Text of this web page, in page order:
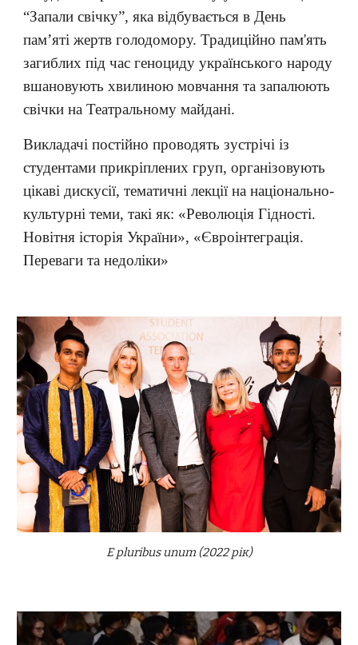
“Запали свічку”, яка відбувається в День
пам’яті жертв голодомору. Традиційно пам'ять
загиблих під час геноциду українського народу
вшановують хвилиною мовчання та запалюють
свічки на Театральному майдані.
Викладачі постійно проводять зустрічі із
студентами прикріплених груп, організовують
цікаві дискусії, тематичні лекції на національно-
культурні теми, такі як: «Революція Гідності.
Новітня історія України», «Євроінтеграція.
Переваги та недоліки»
E pluribus unum (2022 рік)